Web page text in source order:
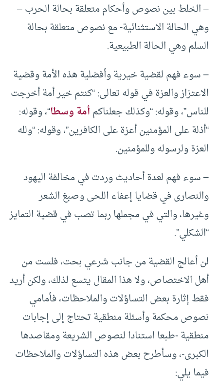
– الخلط بين نصوص وأحكام متعلقة بحالة الحرب –
وهي الحالة الاستثنائية- مع نصوص متعلقة بحالة
السلم وهي الحالة الطبيعية.
– سوء فهم لقضية خيرية وأفضلية هذه الأمة وقضية
الاعتزاز والعزة في قوله تعالى: “كنتم خير أمة أخرجت
للناس”، وقوله: “وكذلك جعلناكمأمة وسطا“، وقوله:
“أذلة على المؤمنين أعزة على الكافرين”، وقوله: “ولله
العزة ولرسوله وللمؤمنين.
– سوء فهم لعدة أحاديث وردت في مخالفة اليهود
والنصارى في قضايا إعفاء اللحى وصبغ الشعر
وغيرها، والتي في مجملها ربما تصب في قضية التمايز
“الشكلي”.
لن أعالج القضية من جانب شرعي بحت، فلست من
أهل الاختصاص، ولا هذا المقال يتسع لذلك، ولكن أريد
فقط إثارة بعض التساؤلات والملاحظات، فأمامي
نصوص محكمة وأسئلة منطقية تحتاج إلى إجابات
منطقية -طبعا استنادا لنصوص الشريعة ومقاصدها
الكبرى-، وسأطرح بعض هذه التساؤلات والملاحظات
فيما يلي: